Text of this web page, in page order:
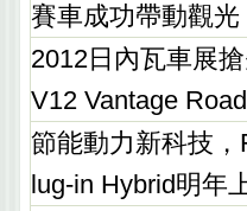
賽車成功帶動觀
2012日內瓦車展
V12 Vantage
節能動力新科技
lug-in Hybrid明年